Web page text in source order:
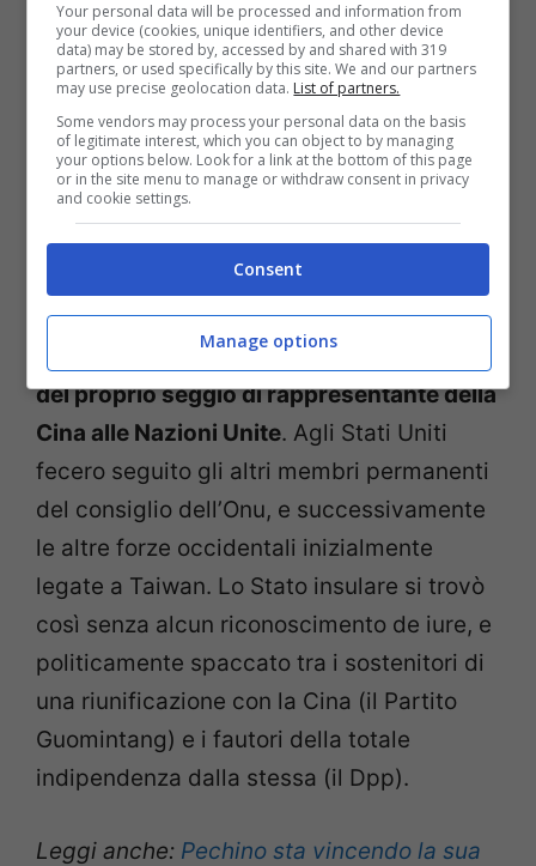
governi occidentali, mentre la Cina
comunista di Mao fu appoggiata
solamente da Russia e Gran Bretagna.
Gli equilibri cambiarono quando, nel 1971,
una svolta americana nella sua politica
estera mutò drasticamente lo scacchiere
geopolitico della regione, con
riconoscimento della Cina comunista e la
conseguente perdita da parte di Taiwan
del proprio seggio di rappresentante della
Cina alle Nazioni Unite. Agli Stati Uniti
fecero seguito gli altri membri permanenti
del consiglio dell’Onu, e successivamente
le altre forze occidentali inizialmente
legate a Taiwan. Lo Stato insulare si trovò
così senza alcun riconoscimento de iure, e
politicamente spaccato tra i sostenitori di
una riunificazione con la Cina (il Partito
Guomintang) e i fautori della totale
indipendenza dalla stessa (il Dpp).
Leggi anche: Pechino sta vincendo la sua
Your personal data will be processed and information from
your device (cookies, unique identifiers, and other device
data) may be stored by, accessed by and shared with 319
partners, or used specifically by this site. We and our partners
may use precise geolocation data. List of partners.
Some vendors may process your personal data on the basis
of legitimate interest, which you can object to by managing
your options below. Look for a link at the bottom of this page
or in the site menu to manage or withdraw consent in privacy
and cookie settings.
Consent
Manage options